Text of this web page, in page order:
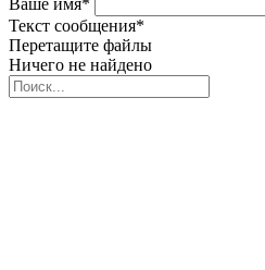
Ваше имя*
Текст сообщения*
Перетащите файлы
Ничего не найдено